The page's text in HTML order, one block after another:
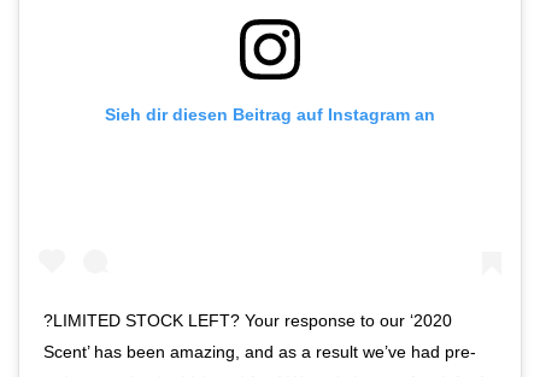
Sieh dir diesen Beitrag auf Instagram an
?LIMITED STOCK LEFT? Your response to our ‘2020
Scent’ has been amazing, and as a result we’ve had pre-